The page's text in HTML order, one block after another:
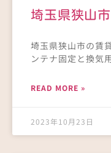
埼玉県狭山
埼玉県狭山市の賃
ンテナ固定と換気
READ MORE »
2023年10月23日